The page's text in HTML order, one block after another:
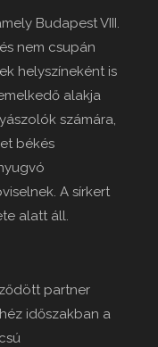
Budapest VIII.
nem csupán
helyszíneként is
alakja
számára,
békés
A sírkert
alatt áll.
partner
időszakban a